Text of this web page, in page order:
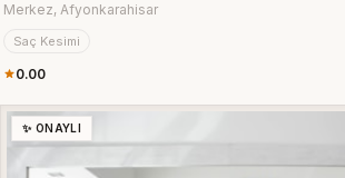
Merkez, Afyonkarahisar
Saç Kesimi
0.00
✨ ONAYLI